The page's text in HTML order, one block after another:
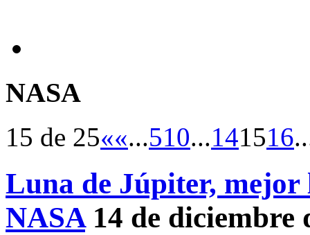
NASA
15 de 25««...510...141516
Luna de Júpiter,
NASA 14 de diciembre